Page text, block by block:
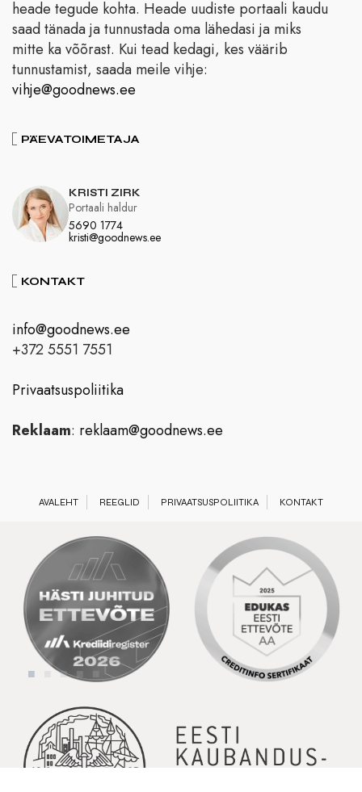
heade tegude kohta. Heade uudiste portaali kaudu
saad tänada ja tunnustada oma lähedasi ja miks
mitte ka võõrast. Kui tead kedagi, kes väärib
tunnustamist, saada meile vihje:
vihje@goodnews.ee
PÄEVATOIMETAJA
KRISTI ZIRK
5690 1774
kristi@goodnews.ee
Portaali haldur
KONTAKT
info@goodnews.ee
+372 5551 7551
Privaatsuspoliitika
Reklaam: reklaam@goodnews.ee
AVALEHT REEGLID PRIVAATSUSPOLIITIKA KONTAKT